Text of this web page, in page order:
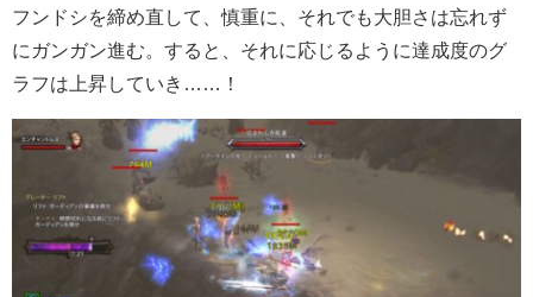
フンドシを締め直して、慎重に、それでも大胆さは忘れず
にガンガン進む。すると、それに応じるように達成度のグ
ラフは上昇していき……！